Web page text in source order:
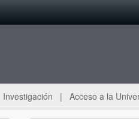
Investigación Acceso a la